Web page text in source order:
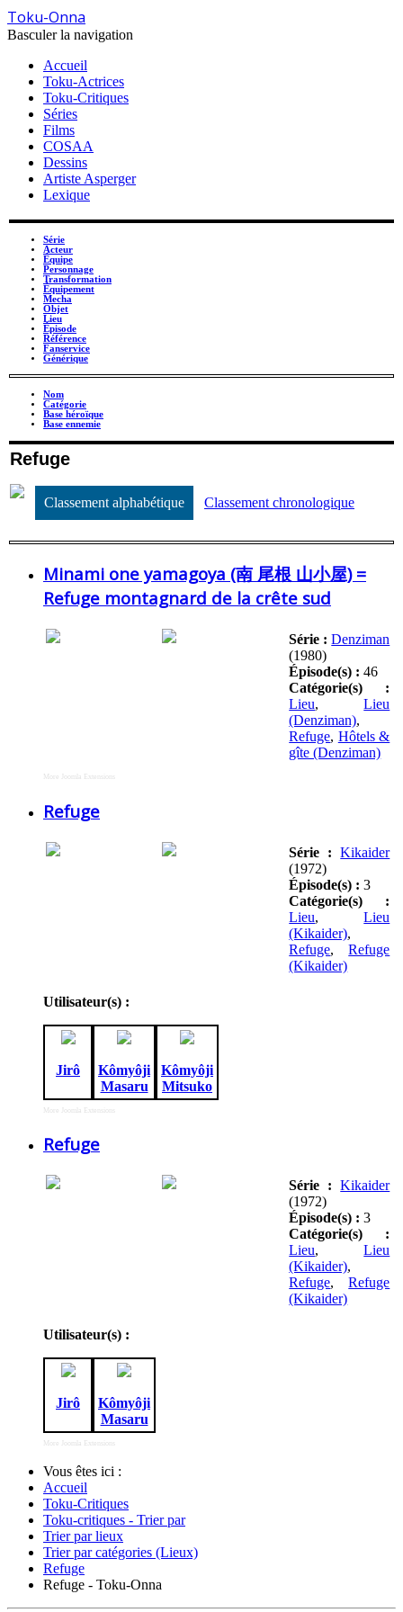
Toku-Onna
Basculer la navigation
Accueil
Toku-Actrices
Toku-Critiques
Séries
Films
COSAA
Dessins
Artiste Asperger
Lexique
Série
Acteur
Équipe
Personnage
Transformation
Équipement
Mecha
Objet
Lieu
Épisode
Référence
Fanservice
Générique
Nom
Catégorie
Base héroïque
Base ennemie
Refuge
Classement alphabétique Classement chronologique
Minami one yamagoya (南 尾根 山小屋) =
Refuge montagnard de la crête sud
Série : Denziman
(1980)
Épisode(s) : 46
Catégorie(s) :
Lieu,Lieu
(Denziman),
Refuge, Hôtels &
gîte (Denziman)
More Joomla Extensions
Refuge
Série :
Kikaider
(1972)
Épisode(s) : 3
Catégorie(s) :
Lieu,Lieu
(Kikaider),
Refuge,Refuge
(Kikaider)
Utilisateur(s) :
Jirô
Kômyôji
Masaru
Kômyôji
Mitsuko
More Joomla Extensions
Refuge
Série :
Kikaider
(1972)
Épisode(s) : 3
Catégorie(s) :
Lieu,Lieu
(Kikaider),
Refuge,Refuge
(Kikaider)
Utilisateur(s) :
Jirô
Kômyôji
Masaru
More Joomla Extensions
Vous êtes ici :
Accueil
Toku-Critiques
Toku-critiques - Trier par
Trier par lieux
Trier par catégories (Lieux)
Refuge
Refuge - Toku-Onna